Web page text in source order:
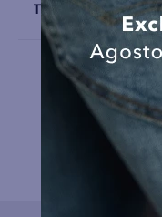
Talla y Fit